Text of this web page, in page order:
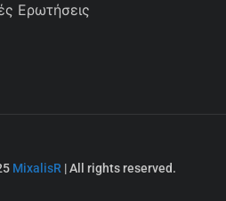
Ερωτήσεις
MixalisR | All rights reserved.